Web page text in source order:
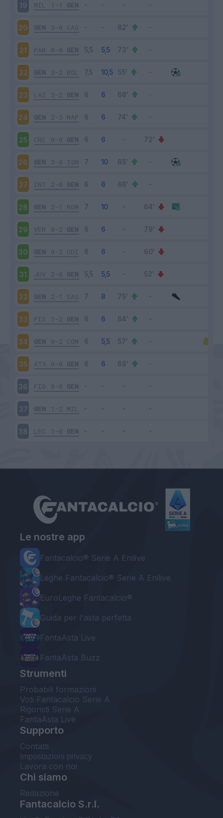
19 MIL 1-1 GEN
20 GEN 3-0 CAG
21 PAR 0-0 GEN
22 GEN 3-2 BOL
23 LAZ 3-2 GEN
24 GEN 2-3 NAP
25 CRE 0-0 GEN
26 GEN 3-0 TOR
27 INT 2-0 GEN
28 GEN 2-1 ROM
29 VER 0-2 GEN
30 GEN 0-2 UDI
31 JUV 2-0 GEN
32 GEN 2-1 SAS
33 PIS 1-2 GEN
34 GEN 0-2 COM
35 ATA 0-0 GEN
36 FIO 0-0 GEN
37 GEN 1-2 MIL
38 LEC 1-0 GEN
Le nostre app
Fantacalcio® Serie A Enilive
Leghe Fantacalcio® Serie A Enilive
EuroLeghe Fantacalcio®
Guida per l'asta perfetta
FantaAsta Live
FantaAsta Buzz
Strumenti
Probabili formazioni
Voti Fantacalcio Serie A
Rigoristi Serie A
FantaAsta Live
Supporto
Contatti
Impostazioni privacy
Lavora con noi
Chi siamo
Redazione
Fantacalcio S.r.l.